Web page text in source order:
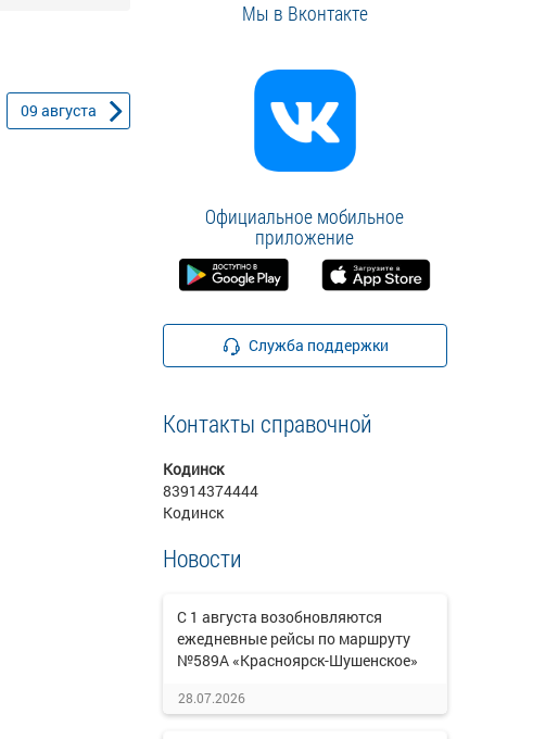
09 августа
Мы в Вконтакте
Официальное мобильное
приложение
Служба поддержки
Контакты справочной
Кодинск
83914374444
Кодинск
Новости
С 1 августа возобновляются
ежедневные рейсы по маршруту
№589А «Красноярск-Шушенское»
28.07.2026